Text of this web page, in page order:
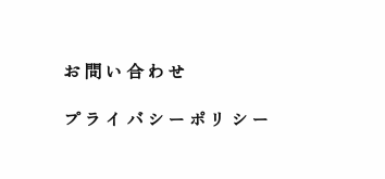
お問い合わせ
プライバシーポリシー